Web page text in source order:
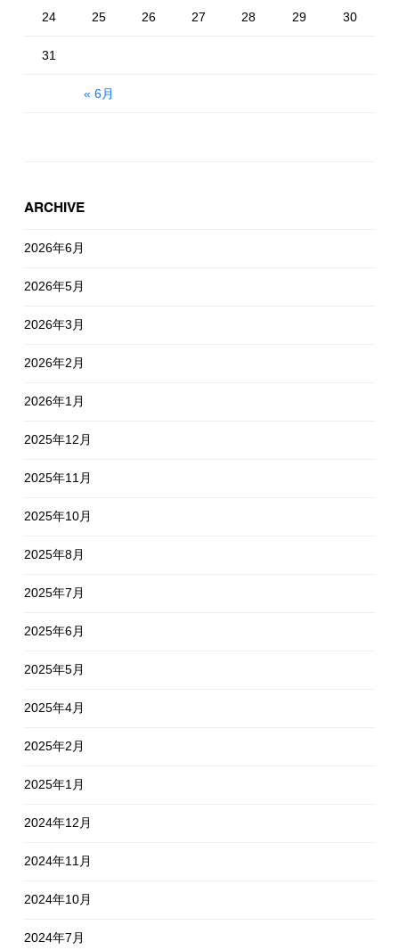
« 6月
24 25 26 27 28 29 30
31
ARCHIVE
2026年6月
2026年5月
2026年3月
2026年2月
2026年1月
2025年12月
2025年11月
2025年10月
2025年8月
2025年7月
2025年6月
2025年5月
2025年4月
2025年2月
2025年1月
2024年12月
2024年11月
2024年10月
2024年7月